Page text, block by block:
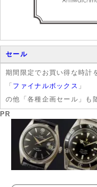
セール
期間限定でお買い得な時計
「 ファイナルボックス 」
の他「各種企画セール」も
PR